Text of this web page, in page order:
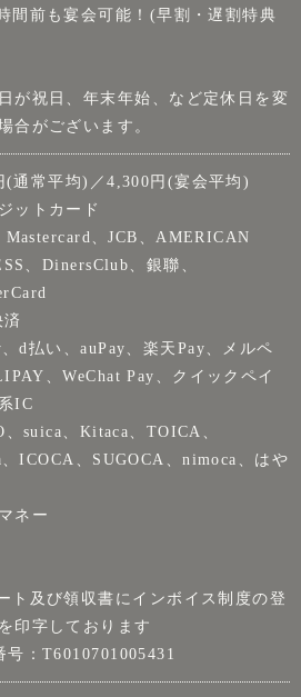
間前も宴会可能！(早割・遅割特典
が祝日、年末年始、など定休日を変
合がございます。
(通常平均)／4,300円(宴会平均)
ットカード
、JCB、AMERICAN
、DinersClub、銀聯、
d払い、auPay、楽天Pay、メルペ
、WeChat Pay、クイックペイ
IC
、suica、Kitaca、TOICA、
、ICOCA、SUGOCA、nimoca、はや
ネー
ト及び領収書にインボイス制度の登
印字しております
号：T6010701005431